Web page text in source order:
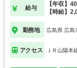
給与
【年収】
【時給】
勤務地 広島県 広島
アクセス ＪＲ山陽